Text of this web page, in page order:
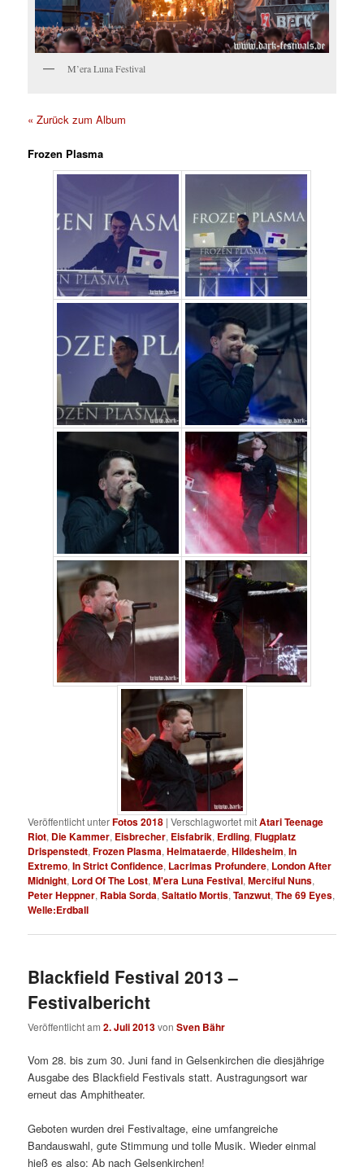
M’era Luna Festival
« Zurück zum Album
Frozen Plasma
Veröffentlicht unterFotos 2018 |Verschlagwortet mitAtari Teenage
Riot, Die Kammer, Eisbrecher, Eisfabrik, Erdling,Flugplatz
Drispenstedt,Frozen Plasma,Heimataerde,Hildesheim,In
Extremo,In Strict Confidence, Lacrimas Profundere, London After
Midnight, Lord Of The Lost,M'era Luna Festival,Merciful Nuns,
Peter Heppner, Rabia Sorda,Saltatio Mortis,Tanzwut,The 69 Eyes,
Welle:Erdball
Blackfield Festival 2013 –
Festivalbericht
Veröffentlicht am2. Juli 2013vonSven Bähr
Vom 28. bis zum 30. Juni fand in Gelsenkirchen die diesjährige
Ausgabe des Blackfield Festivals statt. Austragungsort war
erneut das Amphitheater.
Geboten wurden drei Festivaltage, eine umfangreiche
Bandauswahl, gute Stimmung und tolle Musik. Wieder einmal
hieß es also: Ab nach Gelsenkirchen!